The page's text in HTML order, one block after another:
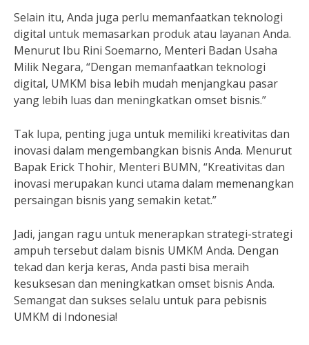
Selain itu, Anda juga perlu memanfaatkan teknologi
digital untuk memasarkan produk atau layanan Anda.
Menurut Ibu Rini Soemarno, Menteri Badan Usaha
Milik Negara, “Dengan memanfaatkan teknologi
digital, UMKM bisa lebih mudah menjangkau pasar
yang lebih luas dan meningkatkan omset bisnis.”
Tak lupa, penting juga untuk memiliki kreativitas dan
inovasi dalam mengembangkan bisnis Anda. Menurut
Bapak Erick Thohir, Menteri BUMN, “Kreativitas dan
inovasi merupakan kunci utama dalam memenangkan
persaingan bisnis yang semakin ketat.”
Jadi, jangan ragu untuk menerapkan strategi-strategi
ampuh tersebut dalam bisnis UMKM Anda. Dengan
tekad dan kerja keras, Anda pasti bisa meraih
kesuksesan dan meningkatkan omset bisnis Anda.
Semangat dan sukses selalu untuk para pebisnis
UMKM di Indonesia!